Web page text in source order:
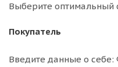
Выберите оптимальный
Покупатель
Введите данные о